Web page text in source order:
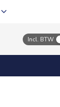
Incl. BTW